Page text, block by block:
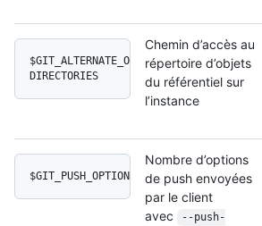
$GIT_ALTERNATE_OBJECT_
DIRECTORIES
Chemin d’accès au
répertoire d’objets
du référentiel sur
l’instance
$GIT_PUSH_OPTION_COUNT
Nombre d’options
de push envoyées
par le client
avec
--push-